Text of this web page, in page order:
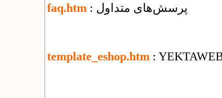
faq.htm : پرسش‌های متداول
template_eshop.htm :